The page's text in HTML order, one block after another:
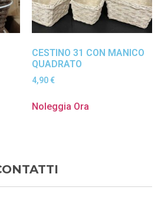
CESTINO 31 CON MANICO
QUADRATO
4,90 €
Noleggia Ora